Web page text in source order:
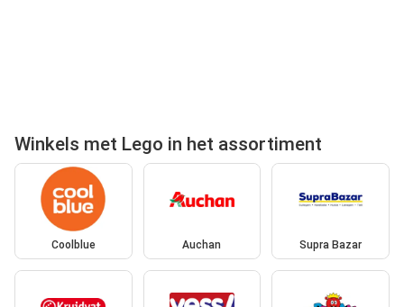
Winkels met Lego in het assortiment
Coolblue Auchan Supra Bazar